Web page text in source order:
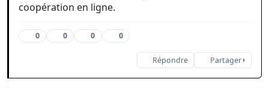
coopération en ligne.
0 0 0 0
Répondre Partager